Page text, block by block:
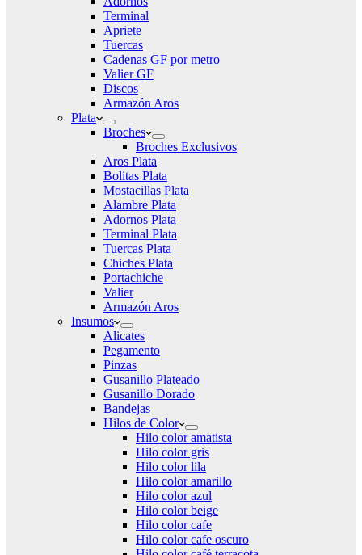
Terminal
Apriete
Tuercas
Cadenas GF por metro
Valier GF
Discos
Armazón Aros
Plata
Broches
Broches Exclusivos
Aros Plata
Bolitas Plata
Mostacillas Plata
Alambre Plata
Adornos Plata
Terminal Plata
Tuercas Plata
Chiches Plata
Portachiche
Valier
Armazón Aros
Insumos
Alicates
Pegamento
Pinzas
Gusanillo Plateado
Gusanillo Dorado
Bandejas
Hilos de Color
Hilo color amatista
Hilo color gris
Hilo color lila
Hilo color amarillo
Hilo color azul
Hilo color beige
Hilo color cafe
Hilo color cafe oscuro